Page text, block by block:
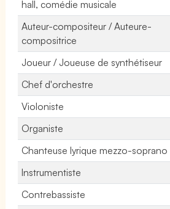
hall, comédie musicale
Auteur-compositeur / Auteure-
compositrice
Joueur / Joueuse de synthétiseur
Chef d'orchestre
Violoniste
Organiste
Chanteuse lyrique mezzo-soprano
Instrumentiste
Contrebassiste